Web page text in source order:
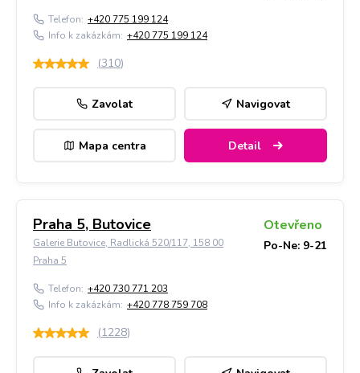
Telefon: +420 775 199 124
Info k zakázkám: +420 775 199 124
(310)
Zavolat Navigovat
Mapa centra Detail
Praha 5, Butovice
Galerie Butovice, Radlická 520/117, 158 00
Praha 5
Otevřeno
Po-Ne: 9-21
Telefon: +420 730 771 203
Info k zakázkám: +420 778 759 708
(1228)